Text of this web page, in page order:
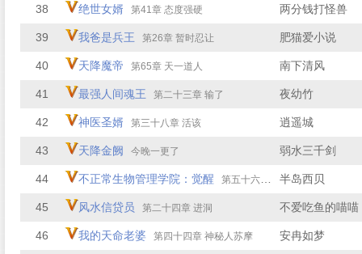
38 绝世女婿 第41章 态度强硬 两分钱打怪兽
39 我爸是兵王 第26章 暂时忍让 肥猫爱小说
40 天降魔帝 第65章 天一道人 南下清风
41 最强人间魂王 第二十三章 输了 夜幼竹
42 神医圣婿 第三十八章 活该 逍遥城
43 天降金阙 今晚一更了 弱水三千剑
44 不正常生物管理学院：觉醒 第五十六章 黑鬃岭 半岛西贝
45 风水信贷员 第二十四章 进洞 不爱吃鱼的喵喵
46 我的天命老婆 第四十四章 神秘人苏摩 安冉如梦